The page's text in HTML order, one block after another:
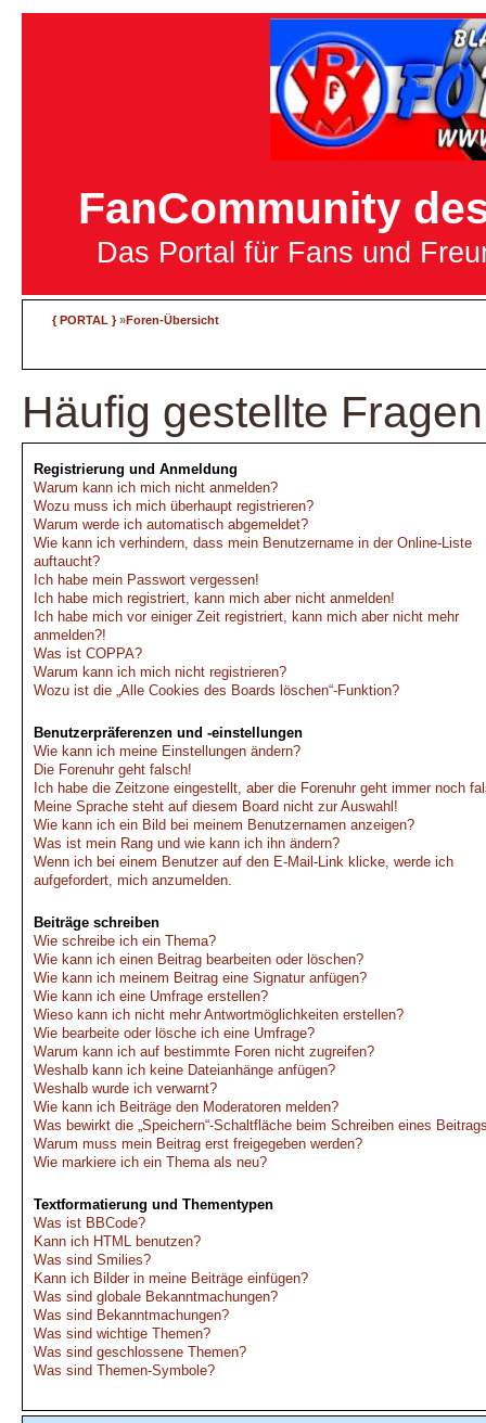
FanCommunity
Das Portal für Fans und
{ PORTAL }»Foren-Übersicht
Häufig gestellte Fragen
Registrierung und Anmeldung
Warum kann ich mich nicht anmelden?
Wozu muss ich mich überhaupt registrieren?
Warum werde ich automatisch abgemeldet?
Wie kann ich verhindern, dass mein Benutzername in der Online-Liste
auftaucht?
Ich habe mein Passwort vergessen!
Ich habe mich registriert, kann mich aber nicht anmelden!
Ich habe mich vor einiger Zeit registriert, kann mich aber nicht mehr
anmelden?!
Was ist COPPA?
Warum kann ich mich nicht registrieren?
Wozu ist die „Alle Cookies des Boards löschen“-Funktion?
Benutzerpräferenzen und -einstellungen
Wie kann ich meine Einstellungen ändern?
Die Forenuhr geht falsch!
Ich habe die Zeitzone eingestellt, aber die Forenuhr geht immer noch
Meine Sprache steht auf diesem Board nicht zur Auswahl!
Wie kann ich ein Bild bei meinem Benutzernamen anzeigen?
Was ist mein Rang und wie kann ich ihn ändern?
Wenn ich bei einem Benutzer auf den E-Mail-Link klicke, werde ich
aufgefordert, mich anzumelden.
Beiträge schreiben
Wie schreibe ich ein Thema?
Wie kann ich einen Beitrag bearbeiten oder löschen?
Wie kann ich meinem Beitrag eine Signatur anfügen?
Wie kann ich eine Umfrage erstellen?
Wieso kann ich nicht mehr Antwortmöglichkeiten erstellen?
Wie bearbeite oder lösche ich eine Umfrage?
Warum kann ich auf bestimmte Foren nicht zugreifen?
Weshalb kann ich keine Dateianhänge anfügen?
Weshalb wurde ich verwarnt?
Wie kann ich Beiträge den Moderatoren melden?
Was bewirkt die „Speichern“-Schaltfläche beim Schreiben eines
Warum muss mein Beitrag erst freigegeben werden?
Wie markiere ich ein Thema als neu?
Textformatierung und Thementypen
Was ist BBCode?
Kann ich HTML benutzen?
Was sind Smilies?
Kann ich Bilder in meine Beiträge einfügen?
Was sind globale Bekanntmachungen?
Was sind Bekanntmachungen?
Was sind wichtige Themen?
Was sind geschlossene Themen?
Was sind Themen-Symbole?